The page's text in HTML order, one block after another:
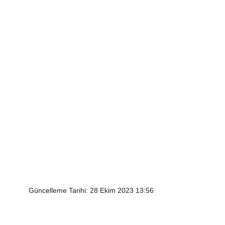
Güncelleme Tarihi: 28 Ekim 2023 13:56